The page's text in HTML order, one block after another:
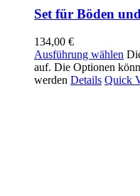
Set für Böden
134,00 €
Ausführung wählen
auf. Die Optionen
werden Details Quick